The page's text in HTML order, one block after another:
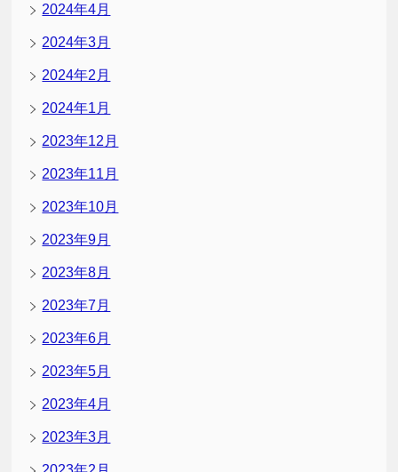
2024年4月
2024年3月
2024年2月
2024年1月
2023年12月
2023年11月
2023年10月
2023年9月
2023年8月
2023年7月
2023年6月
2023年5月
2023年4月
2023年3月